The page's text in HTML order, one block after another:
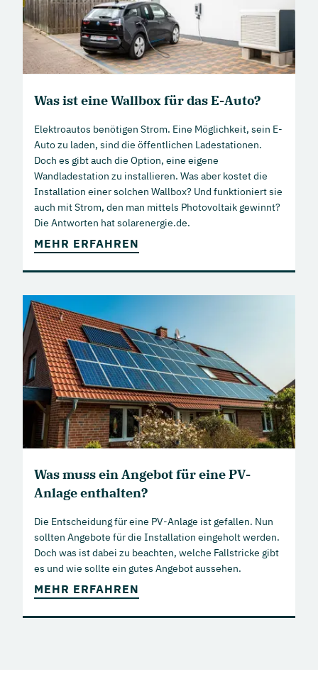
Was ist eine Wallbox für das E-Auto?
Elektroautos benötigen Strom. Eine Möglichkeit, sein E-
Auto zu laden, sind die öffentlichen Ladestationen.
Doch es gibt auch die Option, eine eigene
Wandladestation zu installieren. Was aber kostet die
Installation einer solchen Wallbox? Und funktioniert sie
auch mit Strom, den man mittels Photovoltaik gewinnt?
Die Antworten hat solarenergie.de.
MEHR ERFAHREN
Was muss ein Angebot für eine PV-
Anlage enthalten?
Die Entscheidung für eine PV-Anlage ist gefallen. Nun
sollten Angebote für die Installation eingeholt werden.
Doch was ist dabei zu beachten, welche Fallstricke gibt
es und wie sollte ein gutes Angebot aussehen.
MEHR ERFAHREN